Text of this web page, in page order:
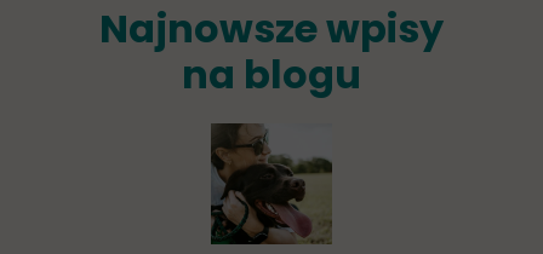
Najnowsze wpisy
na blogu